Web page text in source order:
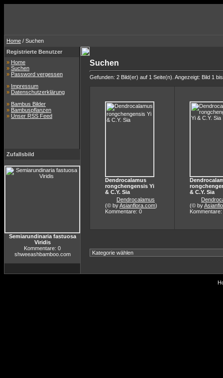
Home / Suchen
Registrierte Benutzer
» Home
» Suchen
» Password vergessen
» Impressum
» Datenschutzerklärung
» Bambus Bilder
» Bambuspflanzen
» Unser RSS Feed
Zufallsbild
Semiarundinaria fastuosa
Viridis
Kommentare: 0
shweeashbamboo.com
Suchen
Gefunden: 2 Bild(er) auf 1 Seite(n). Angezeigt: Bild 1
Dendrocalamus
rongchengensis Yi
& C.Y. Sia
Dendrocalamus
(© byAsianflora.com)
Kommentare: 0
& C.Y. Sia
(© by
Kommentare: